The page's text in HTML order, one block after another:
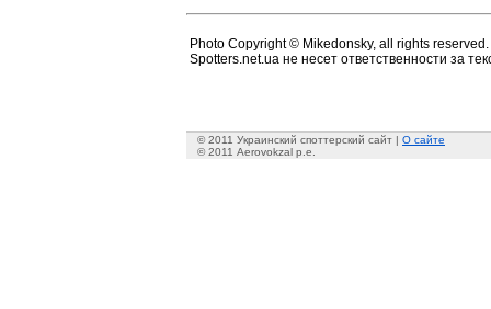
Photo Copyright © Mikedonsky, all rights reserved.
Spotters.net.ua не несет ответственности за
© 2011 Украинский споттерский сайт | О сайте
© 2011 Aerovokzal p.e.